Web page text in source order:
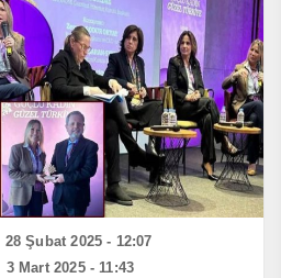
28 Şubat 2025 - 12:07
3 Mart 2025 - 11:43